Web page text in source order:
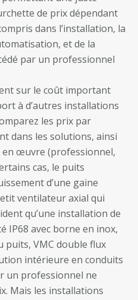
de prix dépendant
dans l’installation, la
et de la
par un professionnel
sur le coût important
à d’autres installations
les prix par
dans les solutions, ainsi
en œuvre (professionnel,
cas, le puits
d’une gaine
ventilateur axial qui
qu’une installation de
IP68 avec borne en inox,
VMC double flux
intérieure en conduits
un professionnel ne
Mais les installations